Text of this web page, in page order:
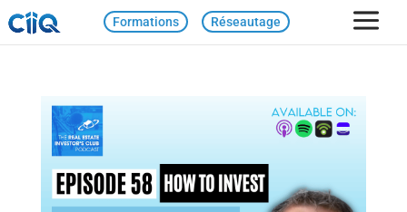
Formations Réseautage